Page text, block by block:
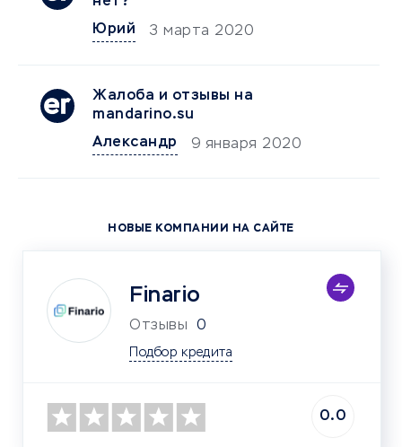
Юрий
3 марта 2020
Жалоба и отзывы на
mandarino.su
Александр
9 января 2020
НОВЫЕ КОМПАНИИ НА САЙТЕ
Finario
Отзывы 0
Подбор кредита
0.0